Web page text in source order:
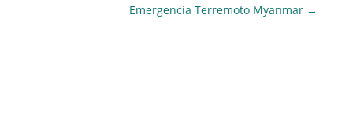
Emergencia Terremoto Myanmar →